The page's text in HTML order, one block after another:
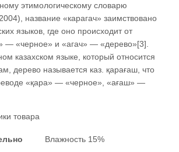
этимологическому словарю
название «карагач» заимствовано
языков, где оно происходит от
— «черное» и «агач» — «дерево»[3].
казахском языке, который относится
дерево называется каз. қарағаш, что
«қара» — «черное», «ағаш» —
товара
Влажность 15%